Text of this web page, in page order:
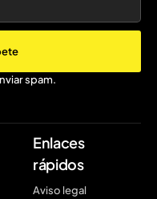
spam.
Enlaces
rápidos
Aviso legal